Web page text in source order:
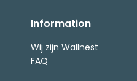
Information
Wij zijn Wallnest
FAQ